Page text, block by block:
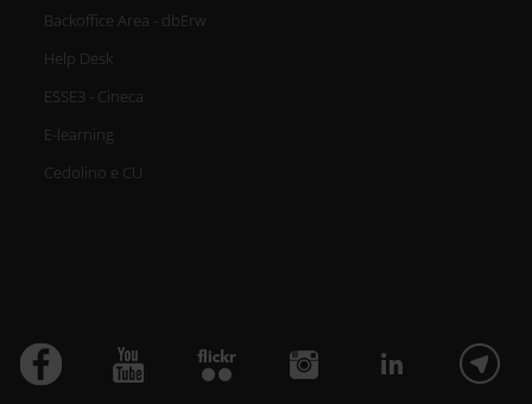
Backoffice Area - dbErw
Help Desk
ESSE3 - Cineca
E-learning
Cedolino e CU